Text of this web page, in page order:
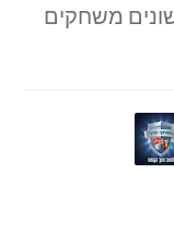
משחקים